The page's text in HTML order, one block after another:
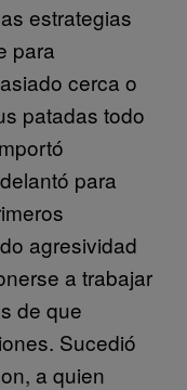
estrategias
para
cerca o
patadas todo
para
agresividad
a trabajar
de que
Sucedió
a quien